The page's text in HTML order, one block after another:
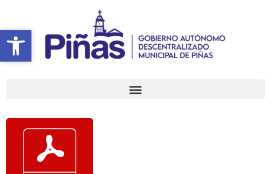
Abrir barra de herramientas
contenido
Abrir barra de herramientas